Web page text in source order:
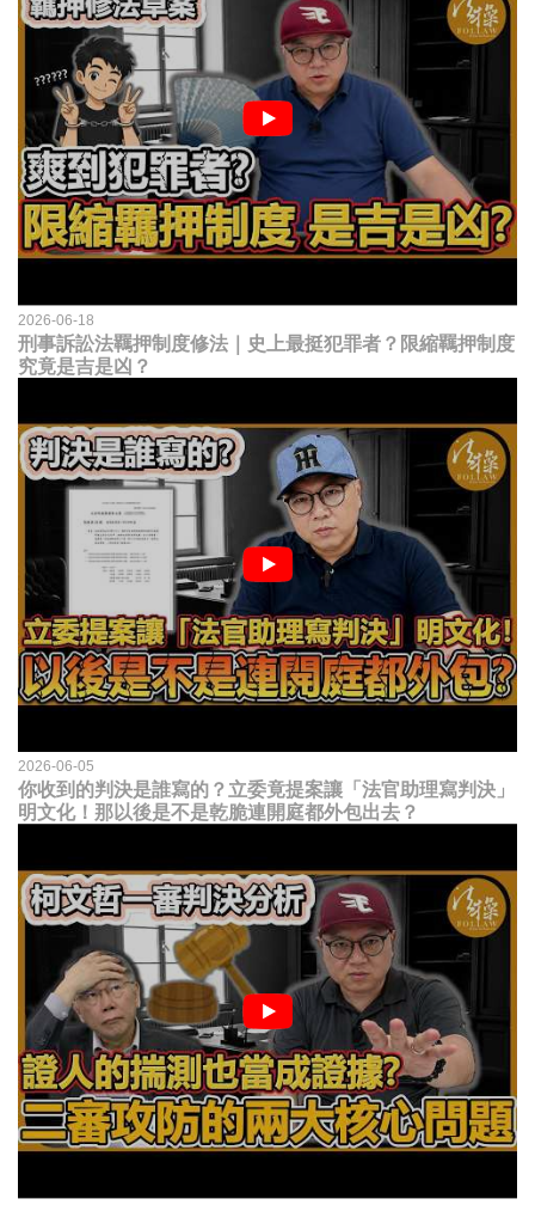
2026-06-18
刑事訴訟法羈押制度修法｜史上最挺犯罪者？限縮羈押制度
究竟是吉是凶？
2026-06-05
你收到的判決是誰寫的？立委竟提案讓「法官助理寫判決」
明文化！那以後是不是乾脆連開庭都外包出去？